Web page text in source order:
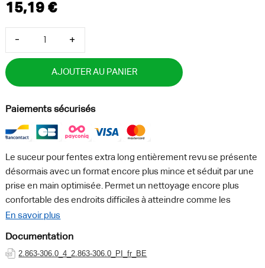
- +
AJOUTER AU PANIER
Paiements sécurisés
Le suceur pour fentes extra long entièrement revu se présente
désormais avec un format encore plus mince et séduit par une
prise en main optimisée. Permet un nettoyage encore plus
confortable des endroits difficiles à atteindre comme les
interstices ou les joints dans la voiture ainsi que dans la maison.
En savoir plus
Documentation
2.863-306.0_4_2.863-306.0_PI_fr_BE